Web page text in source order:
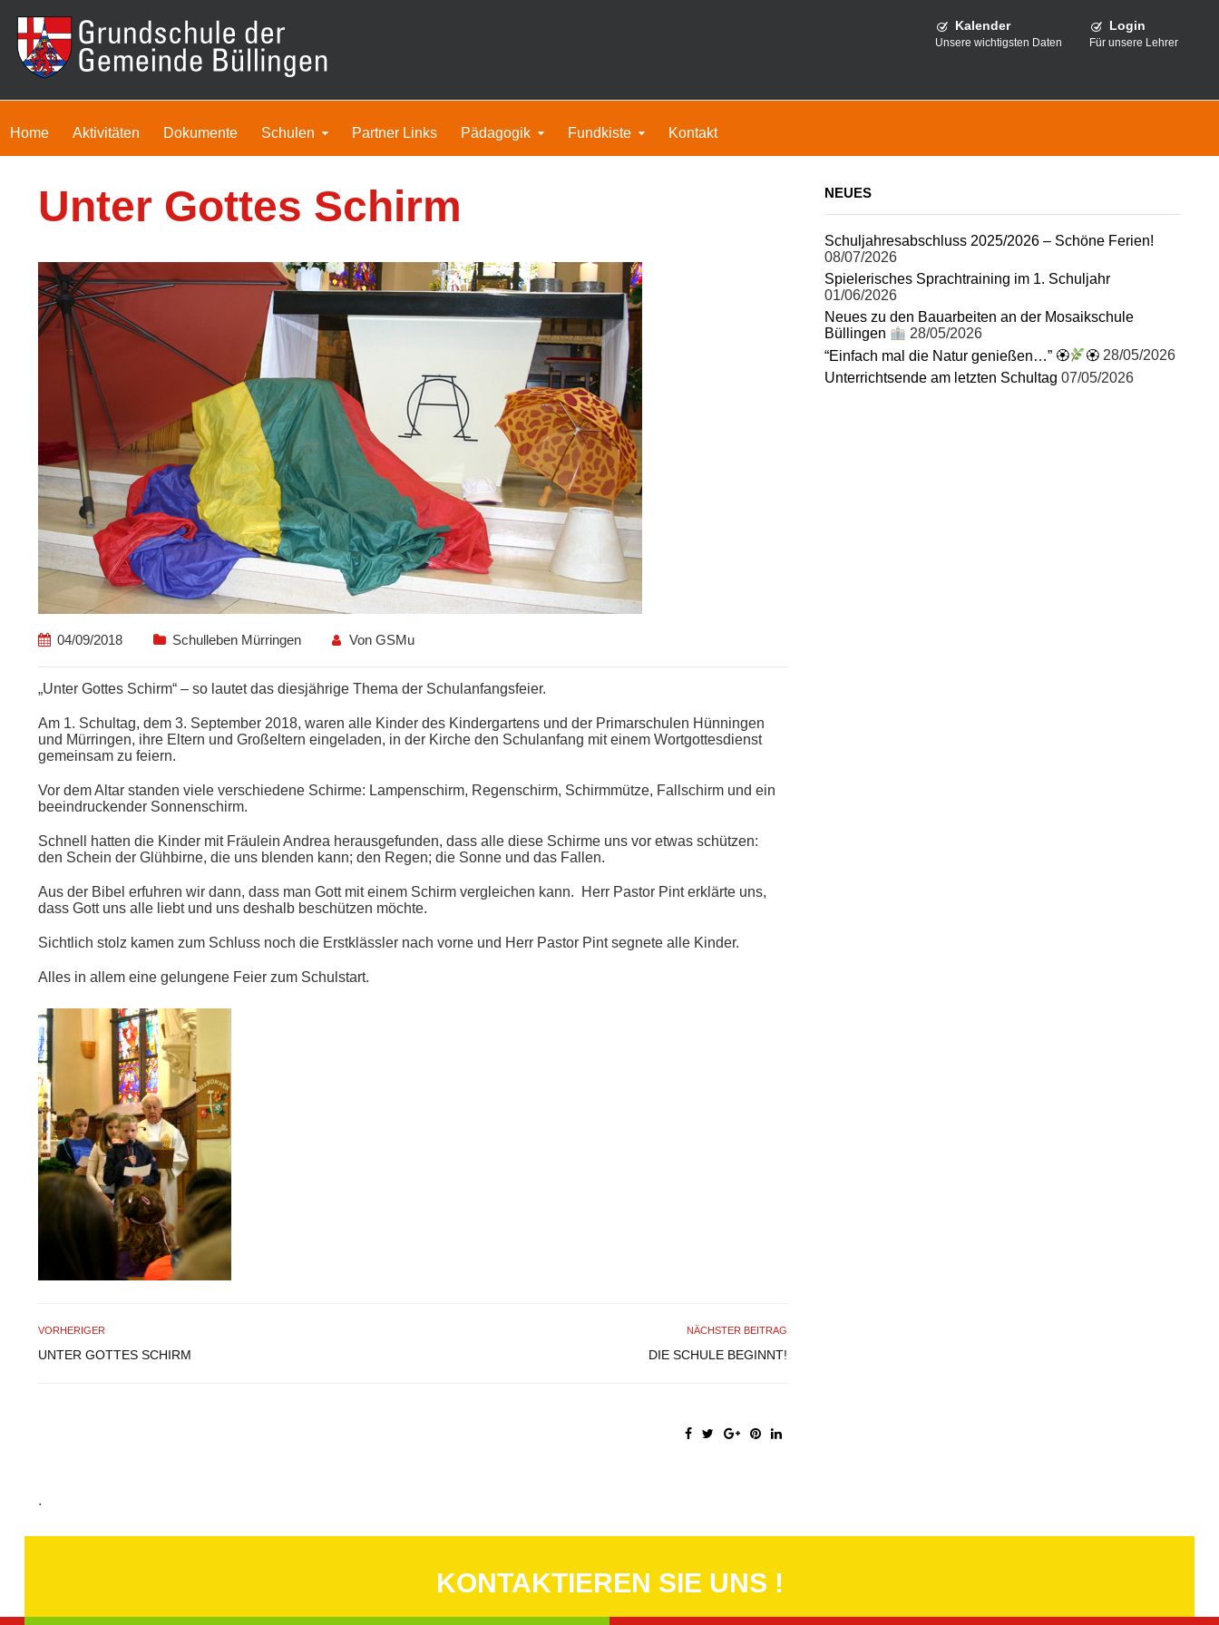
Login
Für unsere Lehrer
Kalender
Unsere wichtigsten Daten
Home Aktivitäten Dokumente Schulen Partner Links Pädagogik Fundkiste Kontakt
Unter Gottes Schirm
04/09/2018 Schulleben Mürringen Von GSMu
„Unter Gottes Schirm“ – so lautet das diesjährige Thema der Schulanfangsfeier.
Am 1. Schultag, dem 3. September 2018, waren alle Kinder des Kindergartens und der Primarschulen Hünningen
und Mürringen, ihre Eltern und Großeltern eingeladen, in der Kirche den Schulanfang mit einem Wortgottesdienst
gemeinsam zu feiern.
Vor dem Altar standen viele verschiedene Schirme: Lampenschirm, Regenschirm, Schirmmütze, Fallschirm und ein
beeindruckender Sonnenschirm.
Schnell hatten die Kinder mit Fräulein Andrea herausgefunden, dass alle diese Schirme uns vor etwas schützen:
den Schein der Glühbirne, die uns blenden kann; den Regen; die Sonne und das Fallen.
Aus der Bibel erfuhren wir dann, dass man Gott mit einem Schirm vergleichen kann. Herr Pastor Pint erklärte uns,
dass Gott uns alle liebt und uns deshalb beschützen möchte.
Sichtlich stolz kamen zum Schluss noch die Erstklässler nach vorne und Herr Pastor Pint segnete alle Kinder.
Alles in allem eine gelungene Feier zum Schulstart.
VORHERIGER
UNTER GOTTES SCHIRM
NÄCHSTER BEITRAG
DIE SCHULE BEGINNT!
.
NEUES
Schuljahresabschluss 2025/2026 – Schöne Ferien!
08/07/2026
Spielerisches Sprachtraining im 1. Schuljahr
01/06/2026
Neues zu den Bauarbeiten an der Mosaikschule
Büllingen
28/05/2026
“Einfach mal die Natur genießen…” 🏵
🏵 28/05/2026
Unterrichtsende am letzten Schultag 07/05/2026
KONTAKTIEREN SIE UNS !